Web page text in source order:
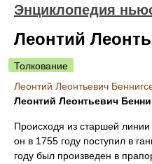
Энциклопедия
Леонтий
Толкование
Леонтий Леонтьевич
Леонтий Леонтьевич
Происходя из старшей линии
он в 1755 году поступил в
году был произведен в